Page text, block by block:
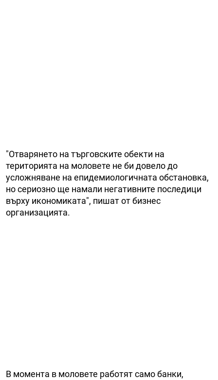
"Отварянето на търговските обекти на
територията на моловете не би довело до
усложняване на епидемиологичната обстановка,
но сериозно ще намали негативните последици
върху икономиката", пишат от бизнес
организацията.
В момента в моловете работят само банки,